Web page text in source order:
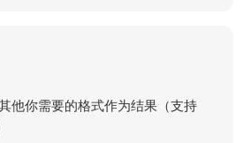
他你需要的格式作为结果（支持